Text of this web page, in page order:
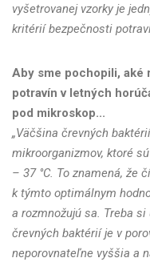
vyšetrovanej vzorky je
kritérií bezpečnosti
Aby sme pochopili, aké
potravín v letných
pod mikroskop...
„Väčšina črevných
mikroorganizmov, ktoré
– 37 °C. To znamená, že
k týmto optimálnym
a rozmnožujú sa. Treba
črevných baktérií je v
neporovnateľne vyššia a